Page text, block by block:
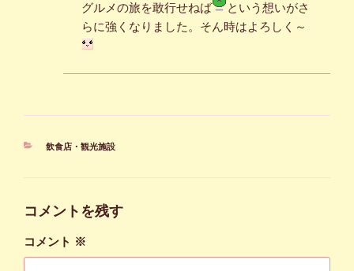
グルメの旅を敢行せねば
という想いがさ
らに強くなりました。そん時はよろしく～
カ
飲食店・観光施設
コメントを残す
コメント ※